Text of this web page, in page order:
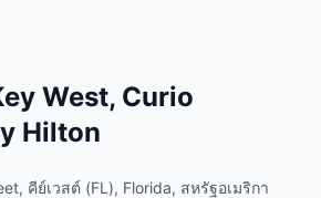
West, Curio
Hilton
คีย์เวสต์ (FL), Florida, สหรัฐอเมริกา